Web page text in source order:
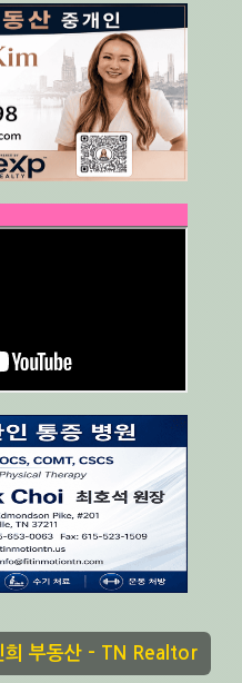
집융자 전문 - Amy Choi